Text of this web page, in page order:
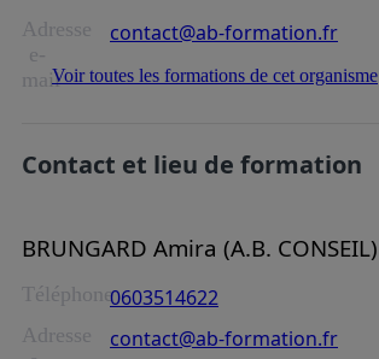
Adresse
e-
mail
contact@ab-formation.fr
Voir toutes les formations de cet organisme
Contact et lieu de formation
BRUNGARD Amira (A.B. CONSEIL)
Téléphone0603514622
Adresse
contact@ab-formation.fr